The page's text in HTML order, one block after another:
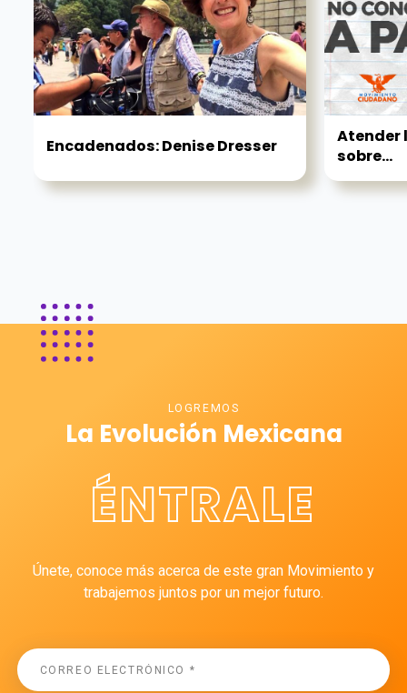
Encadenados: Denise Dresser
Atender
sobre...
LOGREMOS
La Evolución Mexicana
ÉNTRALE
Únete, conoce más acerca de este gran Movimiento y
trabajemos juntos por un mejor futuro.